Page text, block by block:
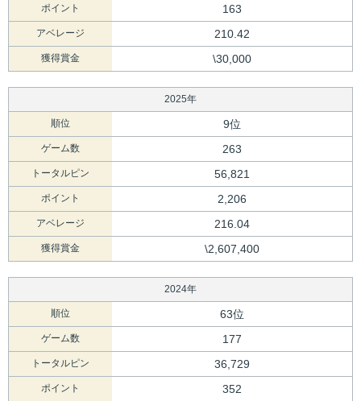
ポイント 163
アベレージ 210.42
獲得賞金 \30,000
2025年
順位 9位
ゲーム数 263
トータルピン 56,821
ポイント 2,206
アベレージ 216.04
獲得賞金 \2,607,400
2024年
順位 63位
ゲーム数 177
トータルピン 36,729
ポイント 352